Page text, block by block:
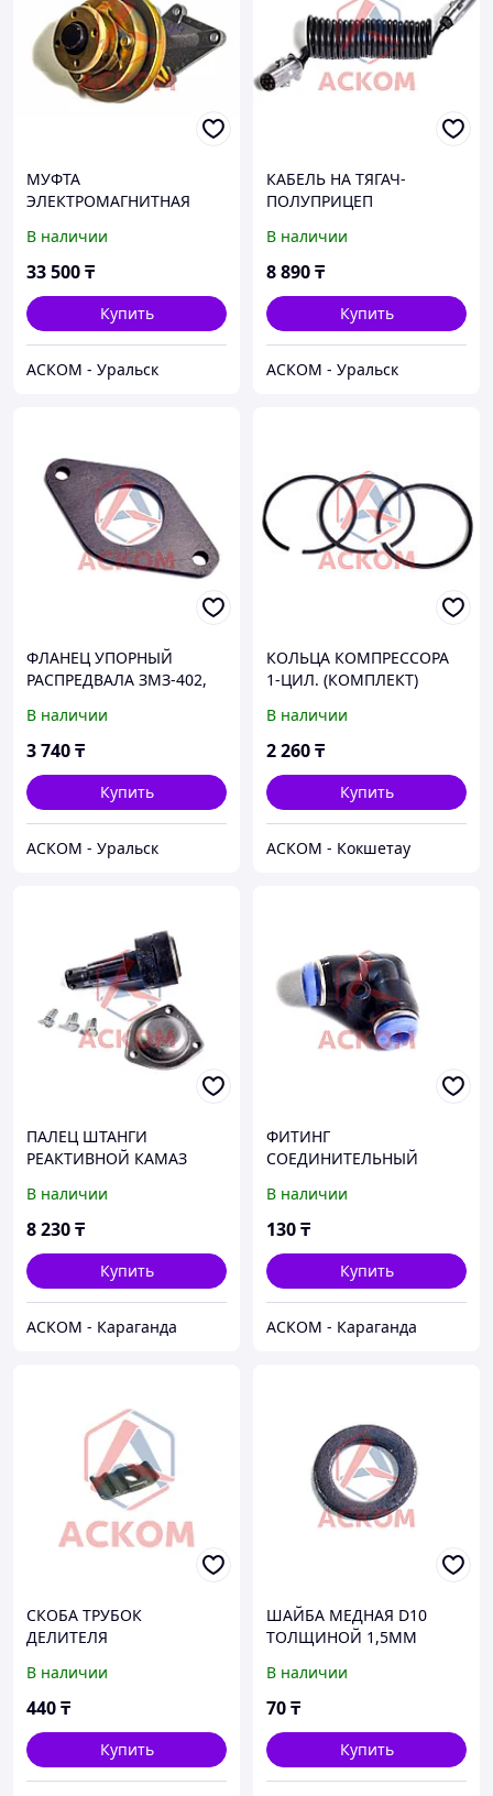
МУФТА
ЭЛЕКТРОМАГНИТНАЯ
ЕВРО-3 (РЕМЕНЬ 13ММ)
(ТЕРМОКАМ)
В наличии
33 500₸
Купить
АСКОМ - Уральск
КАБЕЛЬ НА ТЯГАЧ-
ПОЛУПРИЦЕП
В наличии
8 890₸
Купить
АСКОМ - Уральск
ФЛАНЕЦ УПОРНЫЙ
РАСПРЕДВАЛА ЗМЗ-402,
В наличии
3 740₸
Купить
АСКОМ - Уральск
КОЛЬЦА КОМПРЕССОРА
1-ЦИЛ. (КОМПЛЕКТ)
В наличии
2 260₸
Купить
АСКОМ - Кокшетау
ПАЛЕЦ ШТАНГИ
РЕАКТИВНОЙ КАМАЗ
ПОЗИЦИИ В УПАКОВКЕ)
(НПО РОСТАР) (ОАО
В наличии
8 230₸
Купить
АСКОМ - Караганда
ФИТИНГ
СОЕДИНИТЕЛЬНЫЙ
D 4 ММ
БЕЛАВТОКОМПЛЕКТ
В наличии
130₸
Купить
АСКОМ - Караганда
СКОБА ТРУБОК
ДЕЛИТЕЛЯ
В наличии
440₸
Купить
ШАЙБА МЕДНАЯ D10
ТОЛЩИНОЙ 1,5ММ
В наличии
70₸
Купить